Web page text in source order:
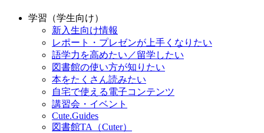
学習（学生向け）
新入生向け情報
レポート・プレゼンが上手くなりたい
語学力を高めたい／留学したい
図書館の使い方が知りたい
本をたくさん読みたい
自宅で使える電子コンテンツ
講習会・イベント
Cute.Guides
図書館TA（Cuter）